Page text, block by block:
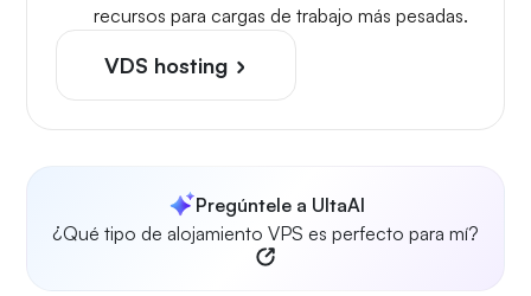
recursos para cargas de trabajo más pesadas.
VDS hosting
Pregúntele a UltaAI
¿Qué tipo de alojamiento VPS es perfecto para mí?